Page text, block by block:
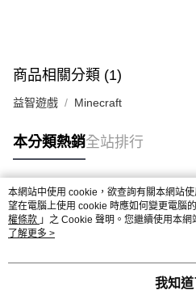
商品相關分類 (1)
益智遊戲 Minecraft
本分類熱銷全站排行
熱門標籤
本網站中使用 cookie，欲查詢有關本網站
望在電腦上使用 cookie 時應如何變更電腦
權條款 」之 Cookie 聲明。您繼續使用本
用條款之 Cookie 聲明使用 cookie。
了解更多 >
我知道